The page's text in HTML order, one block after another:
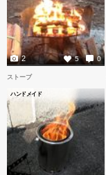
5 0
2
ストーブ
ハンドメイド